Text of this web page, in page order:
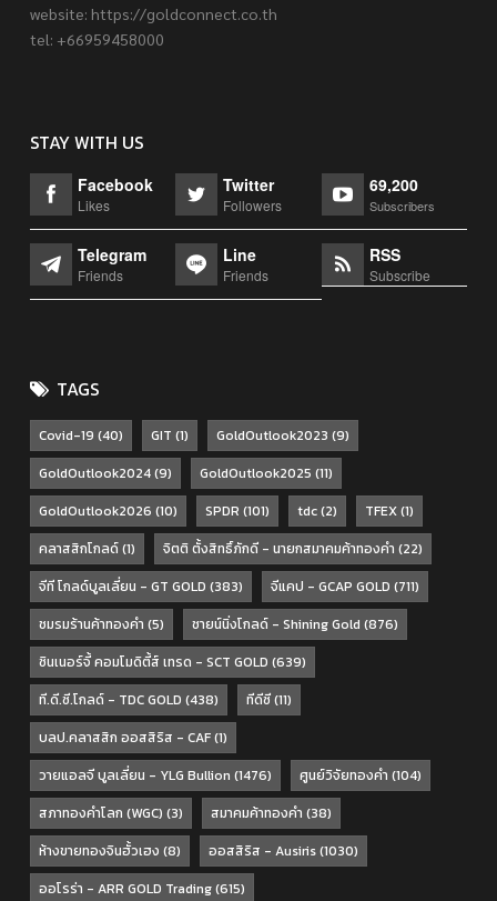
website: https://goldconnect.co.th
tel: +66959458000
STAY WITH US
Facebook
Likes
Twitter
Followers
69,200
Subscribers
Telegram
Friends
Line
Friends
RSS
Subscribe
TAGS
Covid-19 (40) GIT (1) GoldOutlook2023 (9)
GoldOutlook2024(9) GoldOutlook2025 (11)
GoldOutlook2026 (10) SPDR (101) tdc(2) TFEX(1)
คลาสสิกโกลด์(1) จิตติ ตั้งสิทธิ์ภักดี - นายกสมาคมค้าทองคำ (22)
จีที โกลด์บูลเลี่ยน - GT GOLD (383) จีแคป - GCAP GOLD (711)
ชมรมร้านค้าทองคำ (5) ชายน์นิ่งโกลด์ - Shining Gold (876)
ซินเนอร์จี้ คอมโมดิตี้ส์ เทรด - SCT GOLD (639)
ที.ดี.ซี.โกลด์ - TDC GOLD (438) ทีดีซี(11)
บลป.คลาสสิก ออสสิริส - CAF(1)
วายแอลจี บูลเลี่ยน - YLG Bullion (1476) ศูนย์วิจัยทองคำ (104)
สภาทองคำโลก (WGC) (3) สมาคมค้าทองคำ (38)
ห้างขายทองจินฮั้วเฮง (8) ออสสิริส - Ausiris(1030)
ออโรร่า - ARR GOLD Trading(615)